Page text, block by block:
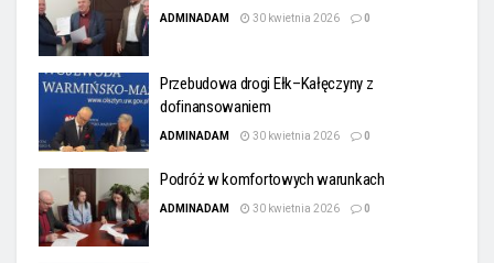
ADMINADAM 30 kwietnia 2026 0
Przebudowa drogi Ełk–Kałęczyny z
dofinansowaniem
ADMINADAM 30 kwietnia 2026 0
Podróż w komfortowych warunkach
ADMINADAM 30 kwietnia 2026 0